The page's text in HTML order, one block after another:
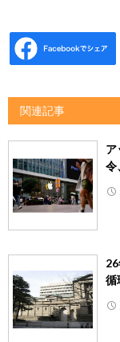
関連記事
ア
令
循